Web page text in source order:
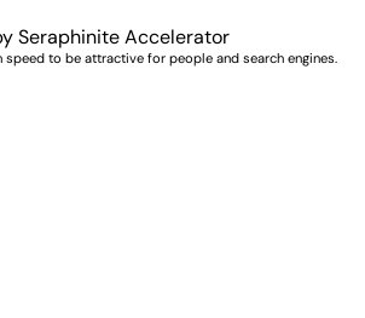
Seraphinite Accelerator
speed to be attractive for people and search engines.